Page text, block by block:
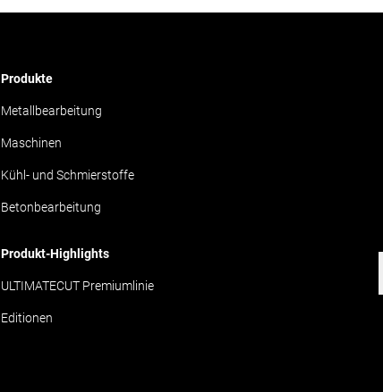
Produkte
Metallbearbeitung
Maschinen
Kühl- und Schmierstoffe
Betonbearbeitung
Produkt-Highlights
ULTIMATECUT Premiumlinie
Editionen